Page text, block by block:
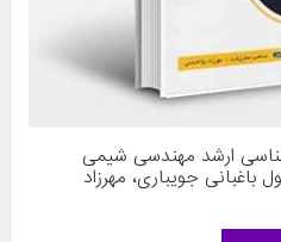
ارشد مهندسی شیمی
جویباری، مهرزاد